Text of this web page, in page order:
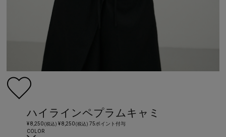
ハイラインペプラムキャミ
¥ 8,250(税込) ¥ 8,250(税込) 75ポイント付与
COLOR